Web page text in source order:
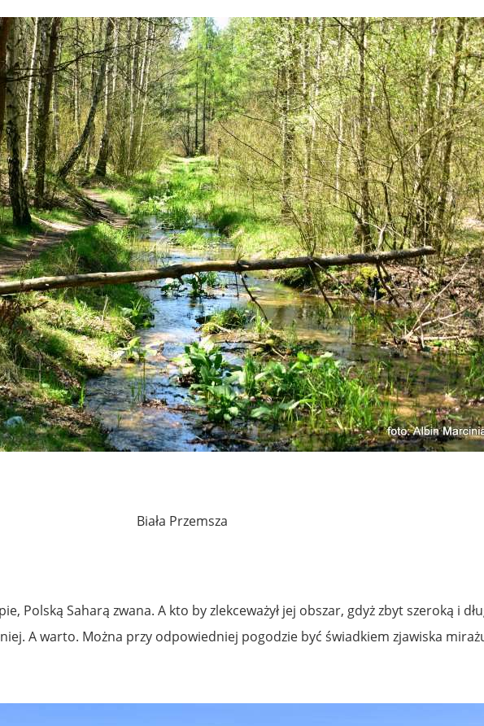
Biała Przemsza
Polską Saharą zwana. A kto by zlekceważył jej obszar, gdyż zbyt szeroką i
A warto. Można przy odpowiedniej pogodzie być świadkiem zjawiska